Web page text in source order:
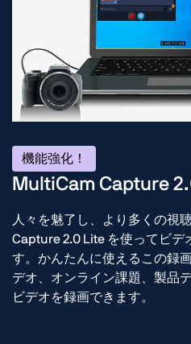
機能強化！
MultiCam Capture
人々を魅了し、より多くの視
Capture 2.0 Lite を使ってビデ
す。かんたんに使えるこの録
デオ、オンライン課題、製品
ビデオを録画できます。